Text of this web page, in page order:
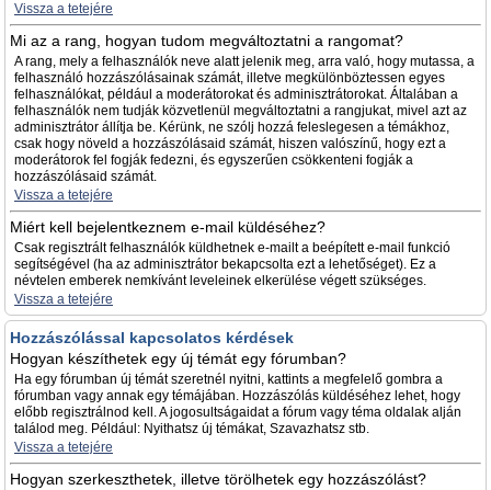
Vissza a tetejére
Mi az a rang, hogyan tudom megváltoztatni a rangomat?
A rang, mely a felhasználók neve alatt jelenik meg, arra való, hogy mutassa, a
felhasználó hozzászólásainak számát, illetve megkülönböztessen egyes
felhasználókat, például a moderátorokat és adminisztrátorokat. Általában a
felhasználók nem tudják közvetlenül megváltoztatni a rangjukat, mivel azt az
adminisztrátor állítja be. Kérünk, ne szólj hozzá feleslegesen a témákhoz,
csak hogy növeld a hozzászólásaid számát, hiszen valószínű, hogy ezt a
moderátorok fel fogják fedezni, és egyszerűen csökkenteni fogják a
hozzászólásaid számát.
Vissza a tetejére
Miért kell bejelentkeznem e-mail küldéséhez?
Csak regisztrált felhasználók küldhetnek e-mailt a beépített e-mail funkció
segítségével (ha az adminisztrátor bekapcsolta ezt a lehetőséget). Ez a
névtelen emberek nemkívánt leveleinek elkerülése végett szükséges.
Vissza a tetejére
Hozzászólással kapcsolatos kérdések
Hogyan készíthetek egy új témát egy fórumban?
Ha egy fórumban új témát szeretnél nyitni, kattints a megfelelő gombra a
fórumban vagy annak egy témájában. Hozzászólás küldéséhez lehet, hogy
előbb regisztrálnod kell. A jogosultságaidat a fórum vagy téma oldalak alján
találod meg. Például: Nyithatsz új témákat, Szavazhatsz stb.
Vissza a tetejére
Hogyan szerkeszthetek, illetve törölhetek egy hozzászólást?